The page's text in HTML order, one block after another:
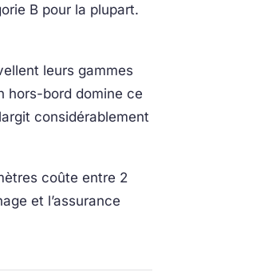
B pour la plupart.
leurs gammes
hors-bord domine ce
considérablement
coûte entre 2
et l’assurance